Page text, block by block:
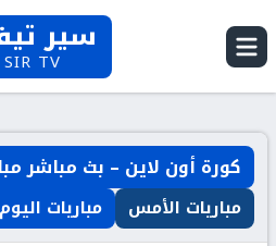
سير
SIR TV
كورة أون لاين – بث مباشر
مباريات الأمس مباريات اليوم